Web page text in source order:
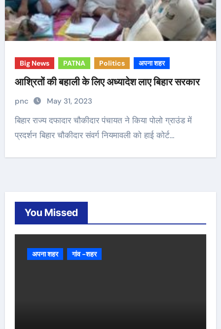
Big News PATNA Politics अपना शहर
आश्रितों की बहाली के लिए अध्यादेश लाए बिहार सरकार
pnc May 31, 2023
बिहार राज्य दफादार चौकीदार पंचायत ने किया पोलो ग्राउंड में
प्रदर्शन बिहार चौकीदार संवर्ग नियमावली को हाई कोर्ट…
You Missed
अपना शहर गांव -शहर